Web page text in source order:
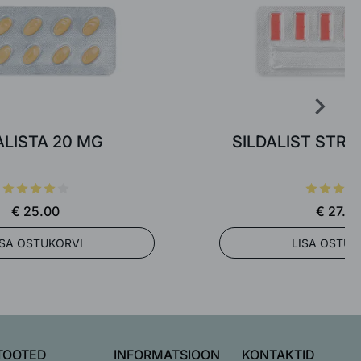
20 MG
€ 25.00
OSTUKORVI
SILDALIST
€ 27.00
LISA
INFORMATSIOON KONTAKTID